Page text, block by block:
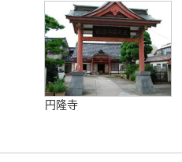
円隆寺